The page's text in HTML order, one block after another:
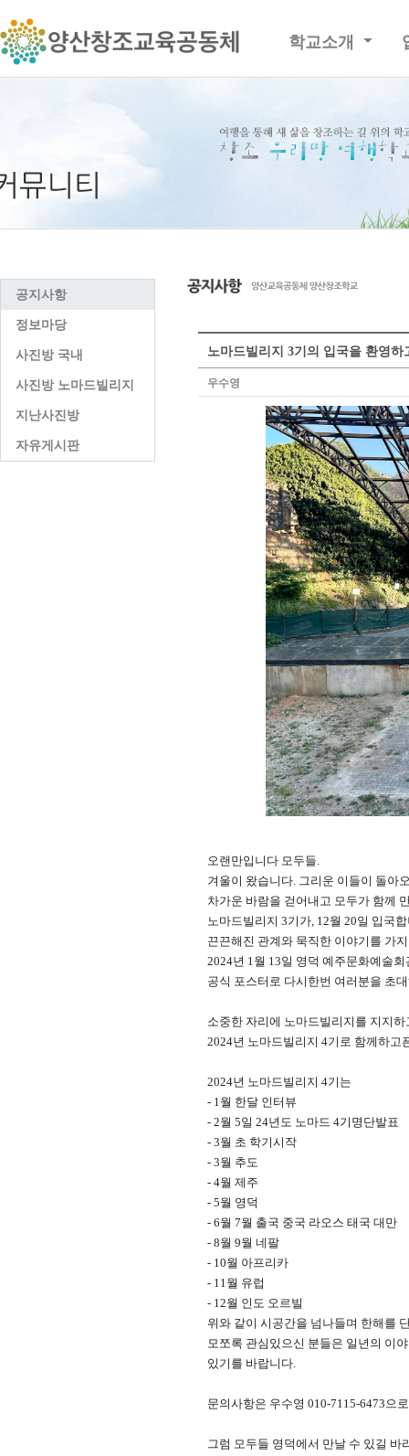
학교소개
공지사항
정보마당
사진방 국내
사진방 노마드빌리지
지난사진방
자유게시판
노마드빌리지 3기의 입국을 환영
우수영
오랜만입니다 모두들.
겨울이 왔습니다. 그리운 이들이 돌아
차가운 바람을 걷어내고 모두가 함께
노마드빌리지 3기가, 12월 20일 입국
끈끈해진 관계와 묵직한 이야기를 가
2024년 1월 13일 영덕 예주문화예술
공식 포스터로 다시한번 여러분을 초
소중한 자리에 노마드빌리지를 지지
2024년 노마드빌리지 4기로 함께하고
2024년 노마드빌리지 4기는
- 1월 한달 인터뷰
- 2월 5일 24년도 노마드 4기명단발표
- 3월 초 학기시작
- 3월 추도
- 4월 제주
- 5월 영덕
- 6월 7월 출국 중국 라오스 태국 대만
- 8월 9월 네팔
- 10월 아프리카
- 11월 유럽
- 12월 인도 오르빌
위와 같이 시공간을 넘나들며 한해를
모쪼록 관심있으신 분들은 일년의 이
있기를 바랍니다.
문의사항은 우수영 010-7115-6473으
그럼 모두들 영덕에서 만날 수 있길 바